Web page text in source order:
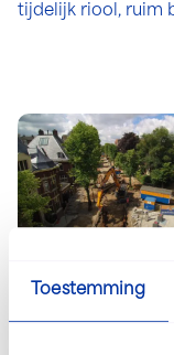
Toestemming
tijdelijk riool, ruim